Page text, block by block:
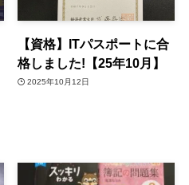
【資格】ITパスポートに合
格しました!【25年10月】
2025年10月12日